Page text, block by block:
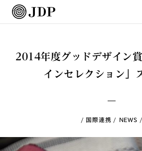
2014年度グッドデザイン
インセレクション」
国際連携 NEWS